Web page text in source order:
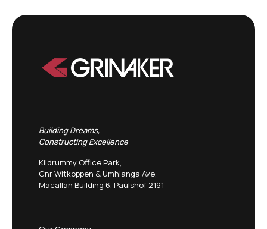
Building Dreams,
Constructing Excellence
Kildrummy Office Park,
Cnr Witkoppen & Umhlanga Ave,
Macallan Building 6, Paulshof 2191